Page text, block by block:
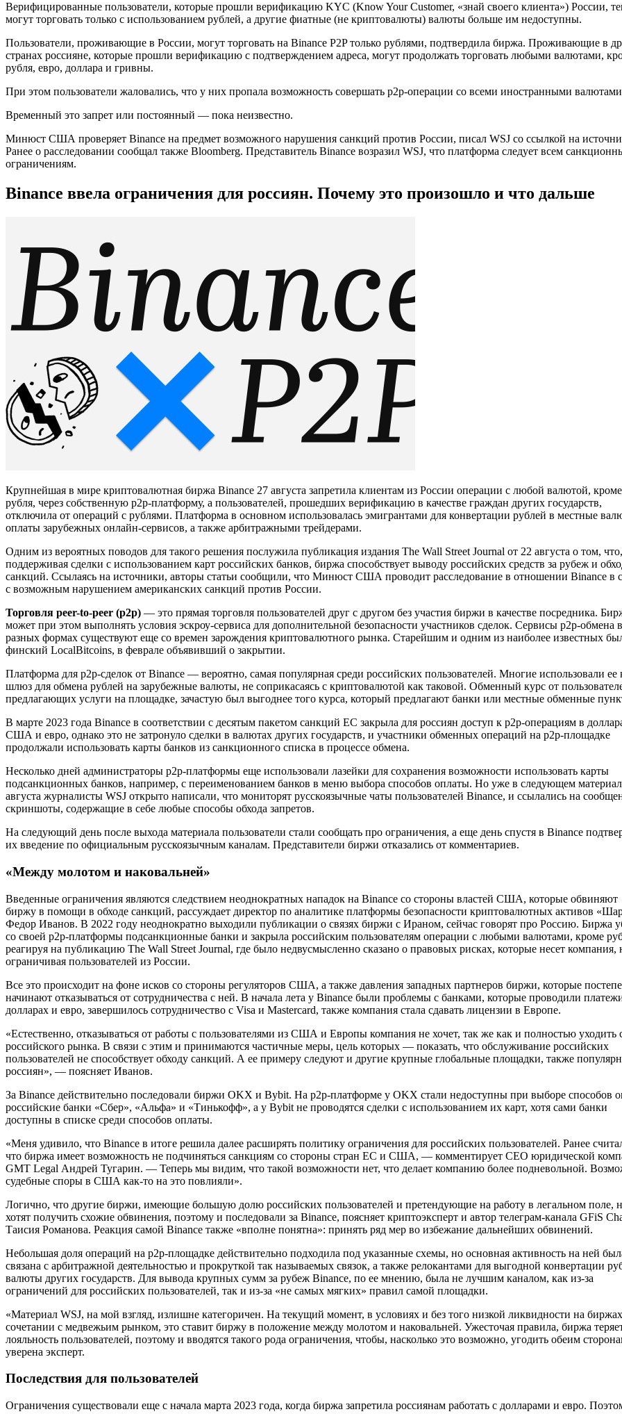
Верифицированные пользователи, которые прошли верификацию KYC (Know Your Customer, «знай своего клиента») России,
могут торговать только с использованием рублей, а другие фиатные (не криптовалюты) валюты больше им недоступны.
Пользователи, проживающие в России, могут торговать на Binance P2P только рублями, подтвердила биржа. Проживающие в
странах россияне, которые прошли верификацию с подтверждением адреса, могут продолжать торговать любыми валютами,
рубля, евро, доллара и гривны.
При этом пользователи жаловались, что у них пропала возможность совершать p2p-операции со всеми иностранными
Временный это запрет или постоянный — пока неизвестно.
Минюст США проверяет Binance на предмет возможного нарушения санкций против России, писал WSJ со ссылкой на
Ранее о расследовании сообщал также Bloomberg. Представитель Binance возразил WSJ, что платформа следует всем
ограничениям.
Binance ввела ограничения для россиян. Почему это произошло и что дальше
Крупнейшая в мире криптовалютная биржа Binance 27 августа запретила клиентам из России операции с любой валютой, кроме
рубля, через собственную p2p-платформу, а пользователей, прошедших верификацию в качестве граждан других государств,
отключила от операций с рублями. Платформа в основном использовалась эмигрантами для конвертации рублей в местные
оплаты зарубежных онлайн-сервисов, а также арбитражными трейдерами.
Одним из вероятных поводов для такого решения послужила публикация издания The Wall Street Journal от 22 августа о том, что,
поддерживая сделки с использованием карт российских банков, биржа способствует выводу российских средств за рубеж и
санкций. Ссылаясь на источники, авторы статьи сообщили, что Минюст США проводит расследование в отношении Binance в
с возможным нарушением американских санкций против России.
Торговля peer-to-peer (p2p) — это прямая торговля пользователей друг с другом без участия биржи в качестве посредника.
может при этом выполнять условия эскроу-сервиса для дополнительной безопасности участников сделок. Сервисы p2p-обмена в
разных формах существуют еще со времен зарождения криптовалютного рынка. Старейшим и одним из наиболее известных
финский LocalBitcoins, в феврале объявивший о закрытии.
Платформа для p2p-сделок от Binance — вероятно, самая популярная среди российских пользователей. Многие использовали ее
шлюз для обмена рублей на зарубежные валюты, не соприкасаясь с криптовалютой как таковой. Обменный курс от
предлагающих услуги на площадке, зачастую был выгоднее того курса, который предлагают банки или местные обменные
В марте 2023 года Binance в соответствии с десятым пакетом санкций ЕС закрыла для россиян доступ к p2p-операциям в
США и евро, однако это не затронуло сделки в валютах других государств, и участники обменных операций на p2p-площадке
продолжали использовать карты банков из санкционного списка в процессе обмена.
Несколько дней администраторы p2p-платформы еще использовали лазейки для сохранения возможности использовать карты
подсанкционных банков, например, с переименованием банков в меню выбора способов оплаты. Но уже в следующем
августа журналисты WSJ открыто написали, что мониторят русскоязычные чаты пользователей Binance, и ссылались на
скриншоты, содержащие в себе любые способы обхода запретов.
На следующий день после выхода материала пользователи стали сообщать про ограничения, а еще день спустя в Binance
их введение по официальным русскоязычным каналам. Представители биржи отказались от комментариев.
«Между молотом и наковальней»
Введенные ограничения являются следствием неоднократных нападок на Binance со стороны властей США, которые обвиняют
биржу в помощи в обходе санкций, рассуждает директор по аналитике платформы безопасности криптовалютных активов
Федор Иванов. В 2022 году неоднократно выходили публикации о связях биржи с Ираном, сейчас говорят про Россию. Биржа
со своей p2p-платформы подсанкционные банки и закрыла российским пользователям операции с любыми валютами, кроме
реагируя на публикацию The Wall Street Journal, где было недвусмысленно сказано о правовых рисках, которые несет компания,
ограничивая пользователей из России.
Все это происходит на фоне исков со стороны регуляторов США, а также давления западных партнеров биржи, которые
начинают отказываться от сотрудничества с ней. В начала лета у Binance были проблемы с банками, которые проводили
долларах и евро, завершилось сотрудничество с Visa и Mastercard, также компания стала сдавать лицензии в Европе.
«Естественно, отказываться от работы с пользователями из США и Европы компания не хочет, так же как и полностью уходить
российского рынка. В связи с этим и принимаются частичные меры, цель которых — показать, что обслуживание российских
пользователей не способствует обходу санкций. А ее примеру следуют и другие крупные глобальные площадки, также
россиян», — поясняет Иванов.
За Binance действительно последовали биржи OKX и Bybit. На p2p-платформе у OKX стали недоступны при выборе способов
российские банки «Сбер», «Альфа» и «Тинькофф», а у Bybit не проводятся сделки с использованием их карт, хотя сами банки
доступны в списке среди способов оплаты.
«Меня удивило, что Binance в итоге решила далее расширять политику ограничения для российских пользователей. Ранее
что биржа имеет возможность не подчиняться санкциям со стороны стран ЕС и США, — комментирует CEO юридической
GMT Legal Андрей Тугарин. — Теперь мы видим, что такой возможности нет, что делает компанию более подневольной.
судебные споры в США как-то на это повлияли».
Логично, что другие биржи, имеющие большую долю российских пользователей и претендующие на работу в легальном поле,
хотят получить схожие обвинения, поэтому и последовали за Binance, поясняет криптоэксперт и автор телеграм-канала GFiS
Таисия Романова. Реакция самой Binance также «вполне понятна»: принять ряд мер во избежание дальнейших обвинений.
Небольшая доля операций на p2p-площадке действительно подходила под указанные схемы, но основная активность на ней
связана с арбитражной деятельностью и прокруткой так называемых связок, а также релокантами для выгодной конвертации
валюты других государств. Для вывода крупных сумм за рубеж Binance, по ее мнению, была не лучшим каналом, как из-за
ограничений для российских пользователей, так и из-за «не самых мягких» правил самой площадки.
«Материал WSJ, на мой взгляд, излишне категоричен. На текущий момент, в условиях и без того низкой ликвидности на
сочетании с медвежьим рынком, это ставит биржу в положение между молотом и наковальней. Ужесточая правила, биржа
лояльность пользователей, поэтому и вводятся такого рода ограничения, чтобы, насколько это возможно, угодить обеим
уверена эксперт.
Последствия для пользователей
Ограничения существовали еще с начала марта 2023 года, когда биржа запретила россиянам работать с долларами и евро.